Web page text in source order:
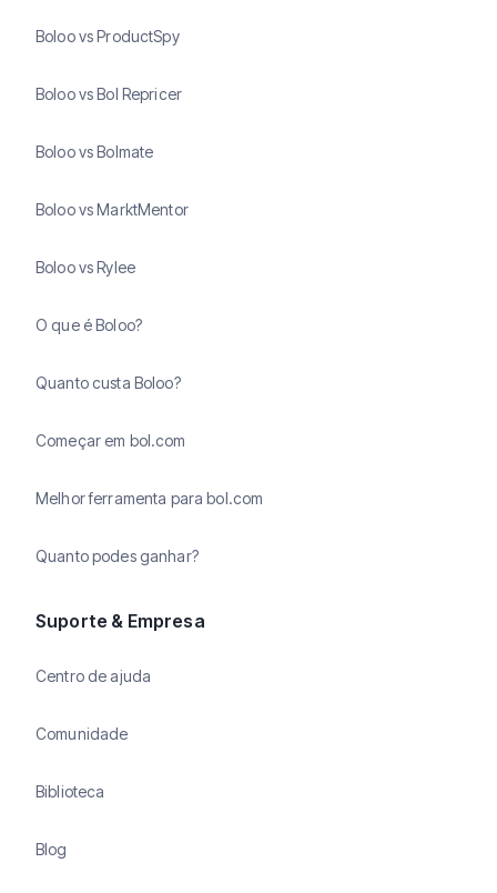
Boloo vs ProductSpy
Boloo vs Bol Repricer
Boloo vs Bolmate
Boloo vs MarktMentor
Boloo vs Rylee
O que é Boloo?
Quanto custa Boloo?
Começar em bol.com
Melhor ferramenta para bol.com
Quanto podes ganhar?
Suporte & Empresa
Centro de ajuda
Comunidade
Biblioteca
Blog